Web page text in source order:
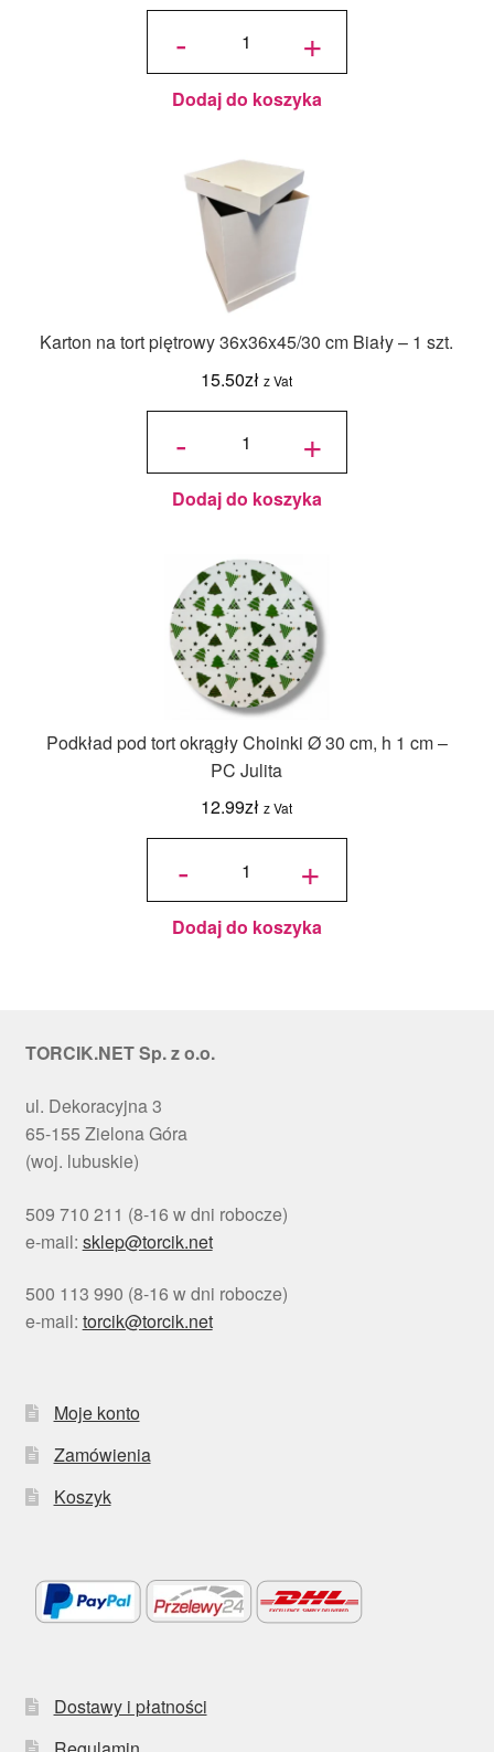
-
ilość
olejowy
Food
Colours -
Zielony
Butelkowy
+
Dodaj do koszyka
Karton na tort piętrowy 36x36x45/30 cm Biały – 1 szt.
15.50zł z Vat
-
ilość Karton
36x36x45/30
cm Biały - 1
szt. +
Dodaj do koszyka
Podkład pod tort okrągły Choinki Ø 30 cm, h 1 cm –
PC Julita
12.99zł z Vat
-
ilość
okrągły
Choinki
Ø 30
cm, h 1
cm - PC
+
Dodaj do koszyka
TORCIK.NET Sp. z o.o.
ul. Dekoracyjna 3
65-155 Zielona Góra
(woj. lubuskie)
509 710 211 (8-16 w dni robocze)
e-mail: sklep@torcik.net
500 113 990 (8-16 w dni robocze)
e-mail: torcik@torcik.net
Moje konto
Zamówienia
Koszyk
Dostawy i płatności